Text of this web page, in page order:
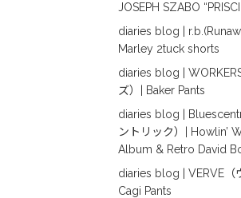
JOSEPH SZABO
diaries blog |
Marley 2tuck shorts
diaries blog |
ズ）| Baker Pants
diaries blog |
ントリック）| Howlin’
Album & Retro David
diaries blog | VERVE（
Cagi Pants